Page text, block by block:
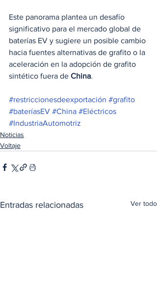
Este panorama plantea un desafío
significativo para el mercado global de
baterías EV y sugiere un posible cambio
hacia fuentes alternativas de grafito o la
aceleración en la adopción de grafito
sintético fuera de China​​.
#restriccionesdeexportación #grafito
#bateríasEV #China #Eléctricos
#IndustriaAutomotriz
Noticias
Voltaje
Entradas relacionadas Ver todo